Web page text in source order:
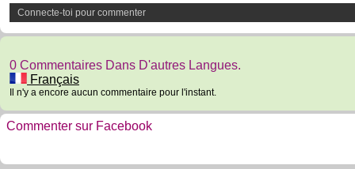
Connecte-toi pour commenter
0 Commentaires Dans D'autres Langues.
Français
Il n'y a encore aucun commentaire pour l'instant.
Commenter sur Facebook